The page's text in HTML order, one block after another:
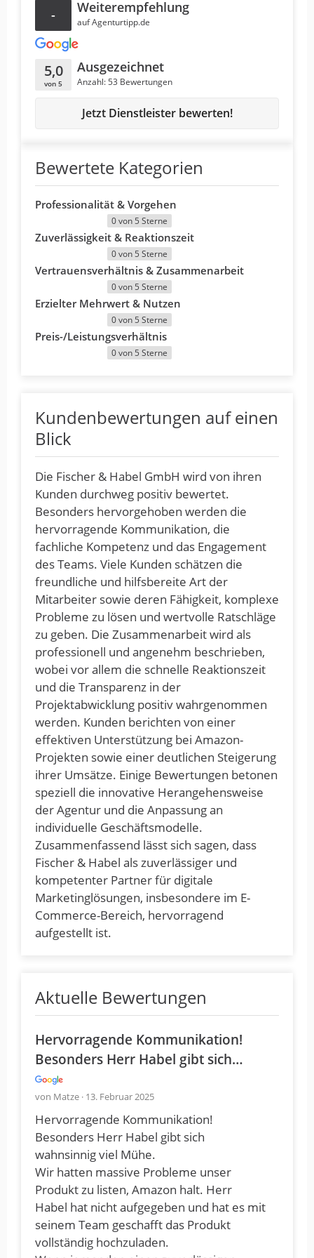
Bewertete Kategorien
Professionalität & Vorgehen
0 von 5 Sterne
Zuverlässigkeit & Reaktionszeit
0 von 5 Sterne
Vertrauensverhältnis & Zusammenarbeit
0 von 5 Sterne
Erzielter Mehrwert & Nutzen
0 von 5 Sterne
Preis-/Leistungsverhältnis
0 von 5 Sterne
- Weiterempfehlung
auf Agenturtipp.de
5,0
von 5
Ausgezeichnet
Anzahl: 53 Bewertungen
Jetzt Dienstleister bewerten!
Kundenbewertungen auf einen
Blick
Die Fischer & Habel GmbH wird von ihren
Kunden durchweg positiv bewertet.
Besonders hervorgehoben werden die
hervorragende Kommunikation, die
fachliche Kompetenz und das Engagement
des Teams. Viele Kunden schätzen die
freundliche und hilfsbereite Art der
Mitarbeiter sowie deren Fähigkeit, komplexe
Probleme zu lösen und wertvolle Ratschläge
zu geben. Die Zusammenarbeit wird als
professionell und angenehm beschrieben,
wobei vor allem die schnelle Reaktionszeit
und die Transparenz in der
Projektabwicklung positiv wahrgenommen
werden. Kunden berichten von einer
effektiven Unterstützung bei Amazon-
Projekten sowie einer deutlichen Steigerung
ihrer Umsätze. Einige Bewertungen betonen
speziell die innovative Herangehensweise
der Agentur und die Anpassung an
individuelle Geschäftsmodelle.
Zusammenfassend lässt sich sagen, dass
Fischer & Habel als zuverlässiger und
kompetenter Partner für digitale
Marketinglösungen, insbesondere im E-
Commerce-Bereich, hervorragend
aufgestellt ist.
Aktuelle Bewertungen
Hervorragende Kommunikation!
Besonders Herr Habel gibt sich…
von Matze · 13. Februar 2025
Hervorragende Kommunikation!
Besonders Herr Habel gibt sich
wahnsinnig viel Mühe.
Wir hatten massive Probleme unser
Produkt zu listen, Amazon halt. Herr
Habel hat nicht aufgegeben und hat es mit
seinem Team geschafft das Produkt
vollständig hochzuladen.